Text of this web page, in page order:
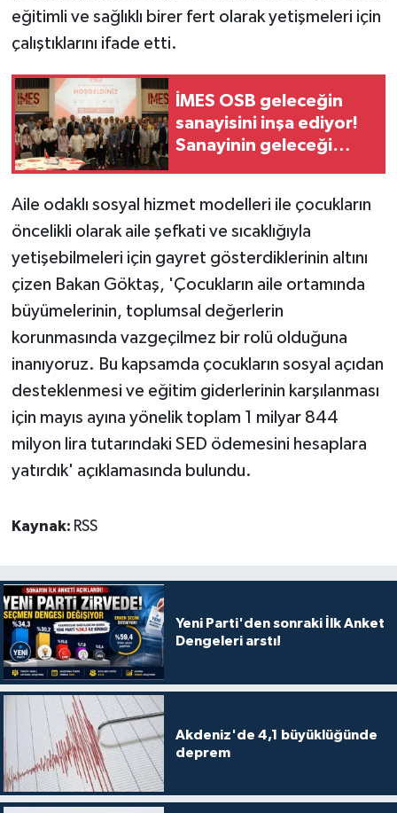
eğitimli ve sağlıklı birer fert olarak yetişmeleri için
çalıştıklarını ifade etti.
İMES OSB geleceğin
sanayisini inşa ediyor!
Sanayinin geleceği
Aile odaklı sosyal hizmet modelleri ile çocukların
öncelikli olarak aile şefkati ve sıcaklığıyla
yetişebilmeleri için gayret gösterdiklerinin altını
çizen Bakan Göktaş, 'Çocukların aile ortamında
büyümelerinin, toplumsal değerlerin
korunmasında vazgeçilmez bir rolü olduğuna
inanıyoruz. Bu kapsamda çocukların sosyal açıdan
desteklenmesi ve eğitim giderlerinin karşılanması
için mayıs ayına yönelik toplam 1 milyar 844
milyon lira tutarındaki SED ödemesini hesaplara
yatırdık' açıklamasında bulundu.
Kaynak: RSS
Yeni Parti'den sonraki İlk Anket
Dengeleri arstı!
Akdeniz'de 4,1 büyüklüğünde
deprem